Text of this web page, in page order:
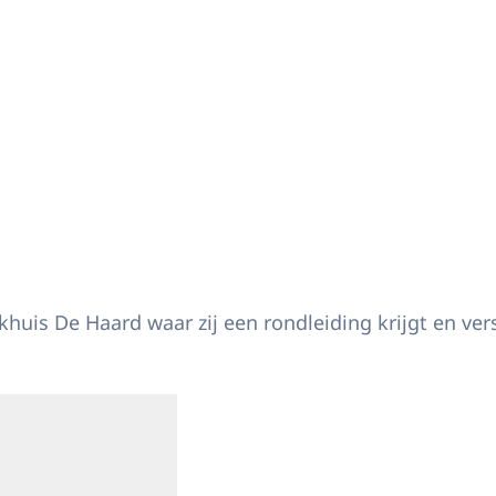
De Haard waar zij een rondleiding krijgt en